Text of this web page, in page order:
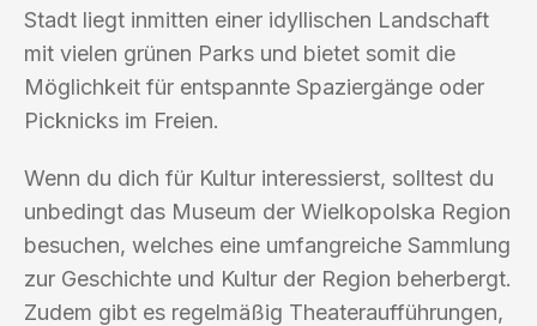
Stadt liegt inmitten einer idyllischen Landschaft
mit vielen grünen Parks und bietet somit die
Möglichkeit für entspannte Spaziergänge oder
Picknicks im Freien.
Wenn du dich für Kultur interessierst, solltest du
unbedingt das Museum der Wielkopolska Region
besuchen, welches eine umfangreiche Sammlung
zur Geschichte und Kultur der Region beherbergt.
Zudem gibt es regelmäßig Theateraufführungen,